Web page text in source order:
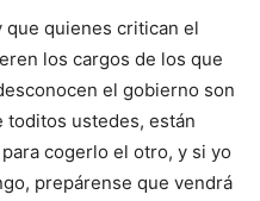
que quienes critican el
los cargos de los que
el gobierno son
toditos ustedes, están
cogerlo el otro, y si yo
prepárense que vendrá